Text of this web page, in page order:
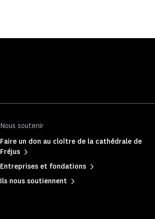
Nous soutenir
Faire un don au cloître de la cathédrale de
Fréjus
Entreprises et fondations
Ils nous soutiennent